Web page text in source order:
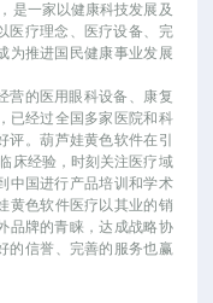
，是一家以健康科技发展及
念、医疗设备、完
成为推进国民健康事业发展
医用眼科设备、康复
，已经过全国多家医院和科
评。葫芦娃黄色软件在引
床经验，时刻关注医疗域
中国进行产品培训和学术
娃黄色软件医疗以其业的销
牌的青睐，达成战略协
信誉、完善的服务也赢